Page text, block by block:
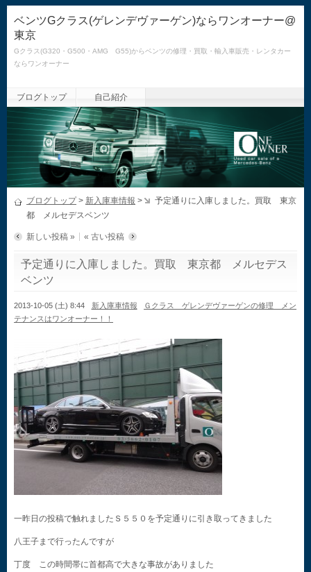
ベンツGクラス(ゲレンデヴァーゲン)ならワンオーナー@
東京
Gクラス(G320・G500・AMG G55)からベンツの修理・買取・輸入車販売・レンタカー
ならワンオーナー
ブログトップ 自己紹介
ブログトップ> 新入庫車情報 >
予定通りに入庫しました。買取 東京
都 メルセデスベンツ
新しい投稿 » « 古い投稿
予定通りに入庫しました。買取 東京都 メルセデス
ベンツ
2013-10-05 (土) 8:44 新入庫車情報
Ｇクラス ゲレンデヴァーゲンの修理 メン
テナンスはワンオーナー！！
一昨日の投稿で触れましたＳ５５０を予定通りに引き取ってきました
八王子まで行ったんですが
丁度 この時間帯に首都高で大きな事故がありました